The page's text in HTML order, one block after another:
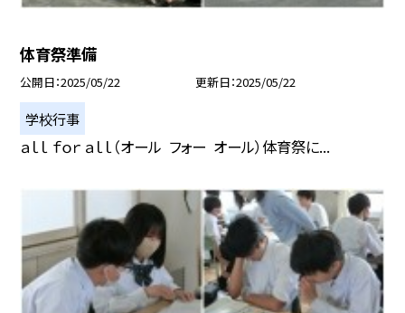
体育祭準備
公開日 2025/05/22 更新日 2025/05/22
学校行事
ａｌｌ ｆｏｒ ａｌｌ（オール フォー オール）体育祭に...